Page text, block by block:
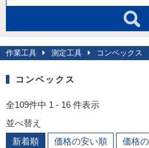
作業工具 測定工具 コンベックス
コンベックス
全109件中 1 - 16 件表示
並べ替え
新着順
価格の安い順 価格